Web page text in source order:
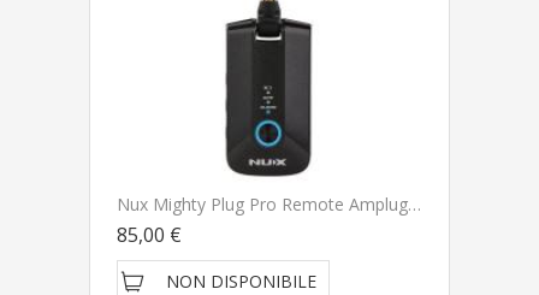
Nux Mighty Plug Pro Remote Amplug Per Chitarra E Basso
85,00 €
NON DISPONIBILE